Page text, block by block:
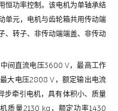
恒功率控制。该电机为单轴承结
单元，电机与齿轮箱共用传动端
、转子、非传动端端盖、非传动
间直流电压3600 V，最高工作
大电压2808 V，额定输出电流
牵引电机，具有体积小、质量
质量2130 kg，额定功率1430